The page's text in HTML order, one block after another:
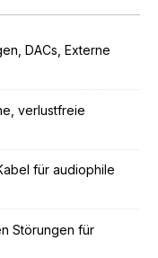
DACs, Externe
verlustfreie
für audiophile
Störungen für